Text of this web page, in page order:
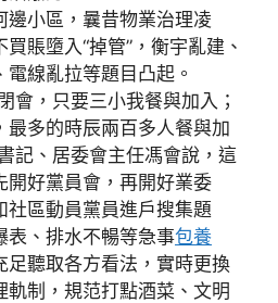
小區，曩昔物業治理凌
賬墮入“掉管”，衡宇亂建、
線亂拉等題目凸起。
，只要三小我餐與加入；
最多的時辰兩百多人餐與加
記、居委會主任馮會說，這
開好黨員會，再開好業委
社區動員黨員進戶搜集題
表、排水不暢等急事包養
足聽取各方看法，實時更換
制，規范打點酒菜、文明